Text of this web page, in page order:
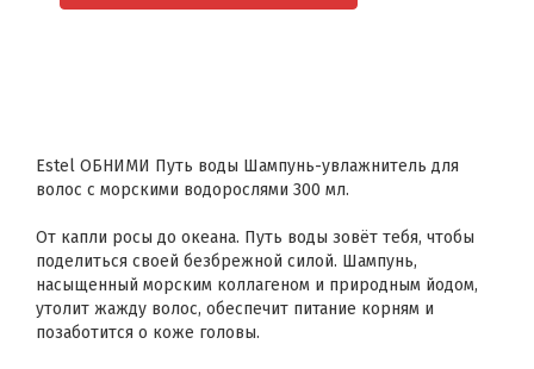
Estel ОБНИМИ Путь воды Шампунь-увлажнитель для
волос с морскими водорослями 300 мл.
От капли росы до океана. Путь воды зовёт тебя, чтобы
поделиться своей безбрежной силой. Шампунь,
насыщенный морским коллагеном и природным йодом,
утолит жажду волос, обеспечит питание корням и
позаботится о коже головы.